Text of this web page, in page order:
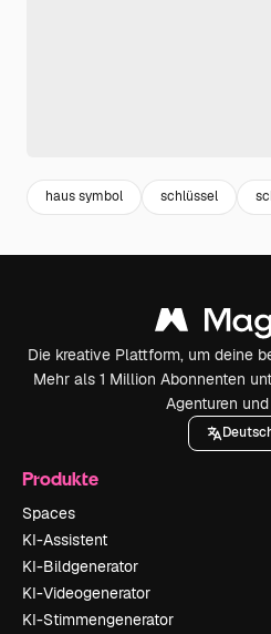
haus symbol schlüssel
Die kreative Plattform, um deine
Mehr als 1 Million Abonnenten
Agenturen
Produkte
Spaces
KI-Assistent
KI-Bildgenerator
KI-Videogenerator
KI-Stimmengenerator